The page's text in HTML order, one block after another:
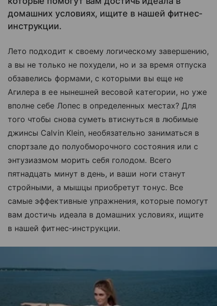
домашних условиях, ищите в нашей фитнес-
инструкции.
Лето подходит к своему логическому завершению,
а вы не только не похудели, но и за время отпуска
обзавелись формами, с которыми вы еще не
Агилера в ее нынешней весовой категории, но уже
вполне себе Лопес в определенных местах? Для
того чтобы снова суметь втиснуться в любимые
джинсы Calvin Klein, необязательно заниматься в
спортзале до полуобморочного состояния или с
энтузиазмом морить себя голодом. Всего
пятнадцать минут в день, и ваши ноги станут
стройными, а мышцы приобретут тонус. Все
самые эффективные упражнения, которые помогут
вам достичь идеала в домашних условиях, ищите
в нашей фитнес-инструкции.